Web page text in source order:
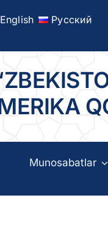
English Русский
Munosabatlar